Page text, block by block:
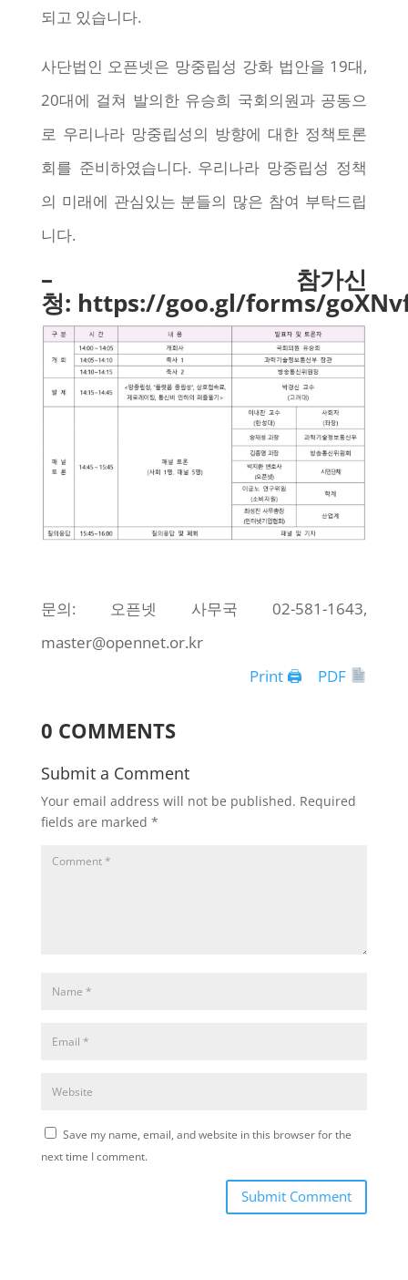
되고 있습니다.
사단법인 오픈넷은 망중립성 강화 법안을 19대,
20대에 걸쳐 발의한 유승희 국회의원과 공동으
로 우리나라 망중립성의 방향에 대한 정책토론
회를 준비하였습니다. 우리나라 망중립성 정책
의 미래에 관심있는 분들의 많은 참여 부탁드립
니다.
– 참가신
청: https://goo.gl/forms/
문의: 오픈넷 사무국 02-581-1643,
master@opennet.or.kr
Print 🖨
PDF
0 COMMENTS
Submit a Comment
Your email address will not be published. Required
fields are marked *
Save my name, email, and website in this browser for the
next time I comment.
Submit Comment